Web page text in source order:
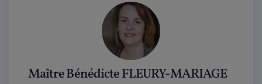
Maître Bénédicte FLEURY-MARIAGE